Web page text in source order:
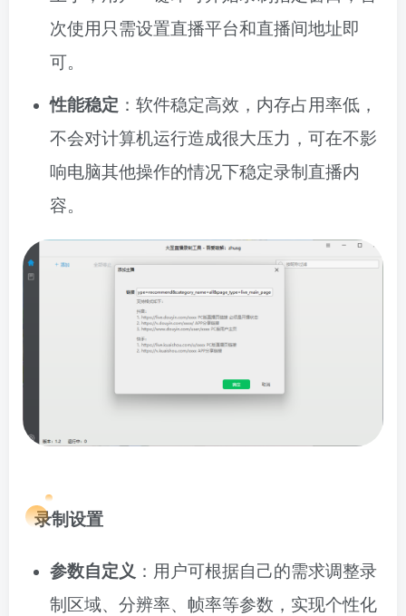
次使用只需设置直播平台和直播间地址即
可。
性能稳定 ：软件稳定高效，内存占用率低，
不会对计算机运行造成很大压力，可在不影
响电脑其他操作的情况下稳定录制直播内
容。
录制设置
参数自定义 ：用户可根据自己的需求调整录
制区域、分辨率、帧率等参数，实现个性化